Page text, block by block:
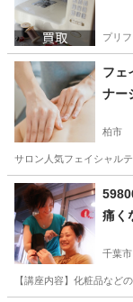
プリフ
フェ
ナー
クセ
柏市
サロン人気フェイシャル
千葉 柏市
痛く
千葉市
【講座内容】化粧品など